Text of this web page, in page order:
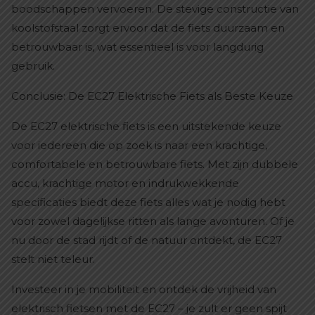
boodschappen vervoeren. De stevige constructie van
koolstofstaal zorgt ervoor dat de fiets duurzaam en
betrouwbaar is, wat essentieel is voor langdurig
gebruik.
Conclusie: De EC27 Elektrische Fiets als Beste Keuze
De EC27 elektrische fiets is een uitstekende keuze
voor iedereen die op zoek is naar een krachtige,
comfortabele en betrouwbare fiets. Met zijn dubbele
accu, krachtige motor en indrukwekkende
specificaties biedt deze fiets alles wat je nodig hebt
voor zowel dagelijkse ritten als lange avonturen. Of je
nu door de stad rijdt of de natuur ontdekt, de EC27
stelt niet teleur.
Investeer in je mobiliteit en ontdek de vrijheid van
elektrisch fietsen met de EC27 – je zult er geen spijt